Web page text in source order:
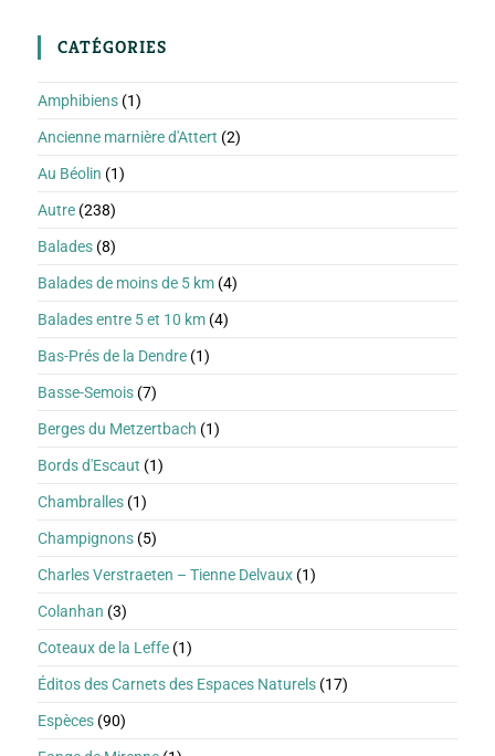
CATÉGORIES
Amphibiens (1)
Ancienne marnière d'Attert (2)
Au Béolin (1)
Autre (238)
Balades (8)
Balades de moins de 5 km (4)
Balades entre 5 et 10 km (4)
Bas-Prés de la Dendre (1)
Basse-Semois (7)
Berges du Metzertbach (1)
Bords d'Escaut (1)
Chambralles (1)
Champignons (5)
Charles Verstraeten – Tienne Delvaux (1)
Colanhan (3)
Coteaux de la Leffe (1)
Éditos des Carnets des Espaces Naturels (17)
Espèces (90)